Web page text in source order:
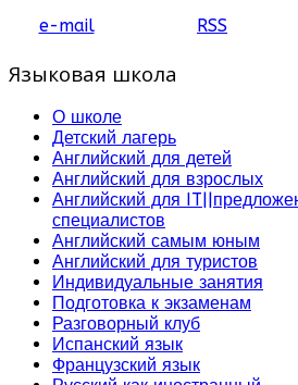
e-mail RSS
Языковая школа
О школе
Детский лагерь
Английский для детей
Английский для взрослых
Английский для
специалистов
Английский самым юным
Английский для туристов
Индивидуальные занятия
Подготовка к экзаменам
Разговорный клуб
Испанский язык
Французский язык